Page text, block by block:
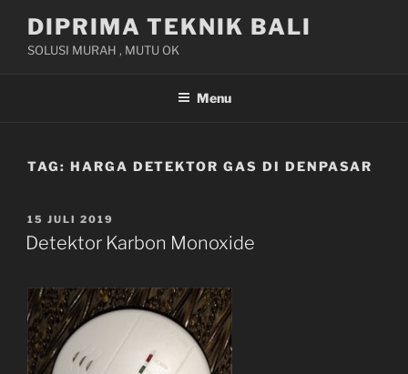
content
DIPRIMA TEKNIK BALI
SOLUSI MURAH , MUTU OK
Menu
TAG: HARGA DETEKTOR GAS DI DENPASAR
POSTED
ON
15 JULI 2019
Detektor Karbon Monoxide